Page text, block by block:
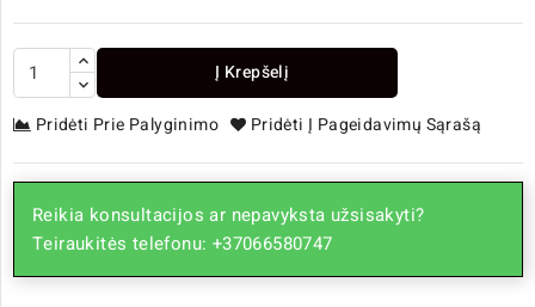
Į Krepšelį
Pridėti Prie Palyginimo Pridėti Į Pageidavimų Sąrašą
Reikia konsultacijos ar nepavyksta užsisakyti?
Teiraukitės telefonu: +37066580747